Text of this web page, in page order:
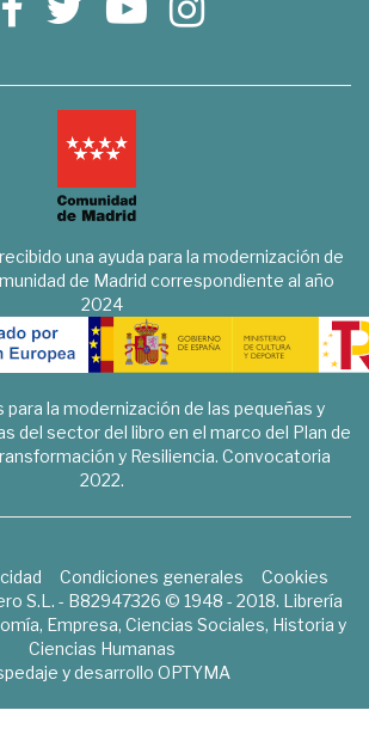
una ayuda para la modernización de
de Madrid correspondiente al año
2024
para la modernización de las pequeñas y
del sector del libro en el marco del Plan de
y Resiliencia. Convocatoria
2022.
Condiciones generales
Cookies
S.L. - B82947326 © 1948 - 2018. Librería
Empresa, Ciencias Sociales, Historia y
Ciencias Humanas
y desarrollo OPTYMA